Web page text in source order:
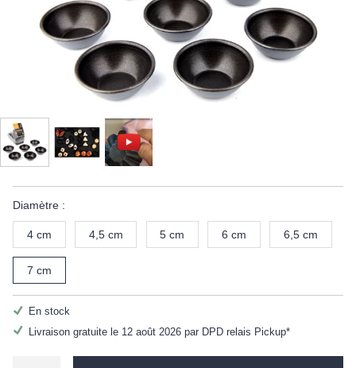
Diamètre :
4 cm 4,5 cm 5 cm 6 cm 6,5 cm
7 cm
En stock
Livraison gratuite le 12 août 2026 par DPD relais Pickup*